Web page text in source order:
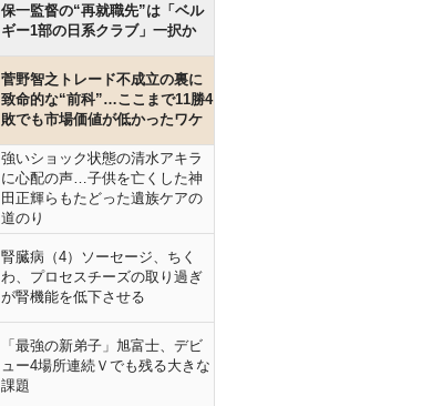
保一監督の“再就職先”は「ベル
ギー1部の日系クラブ」一択か
菅野智之トレード不成立の裏に
致命的な“前科”…ここまで11勝4
敗でも市場価値が低かったワケ
強いショック状態の清水アキラ
に心配の声…子供を亡くした神
田正輝らもたどった遺族ケアの
道のり
腎臓病（4）ソーセージ、ちく
わ、プロセスチーズの取り過ぎ
が腎機能を低下させる
「最強の新弟子」旭富士、デビ
ュー4場所連続Ｖでも残る大きな
課題